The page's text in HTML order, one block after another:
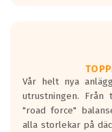
Vår helt nya
utrustningen.
"road force"
alla storlekar på